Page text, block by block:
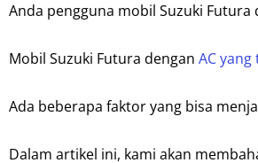
Anda pengguna mobil Suzuki
Mobil Suzuki Futura dengan AC
Ada beberapa faktor yang bisa
Dalam artikel ini, kami akan